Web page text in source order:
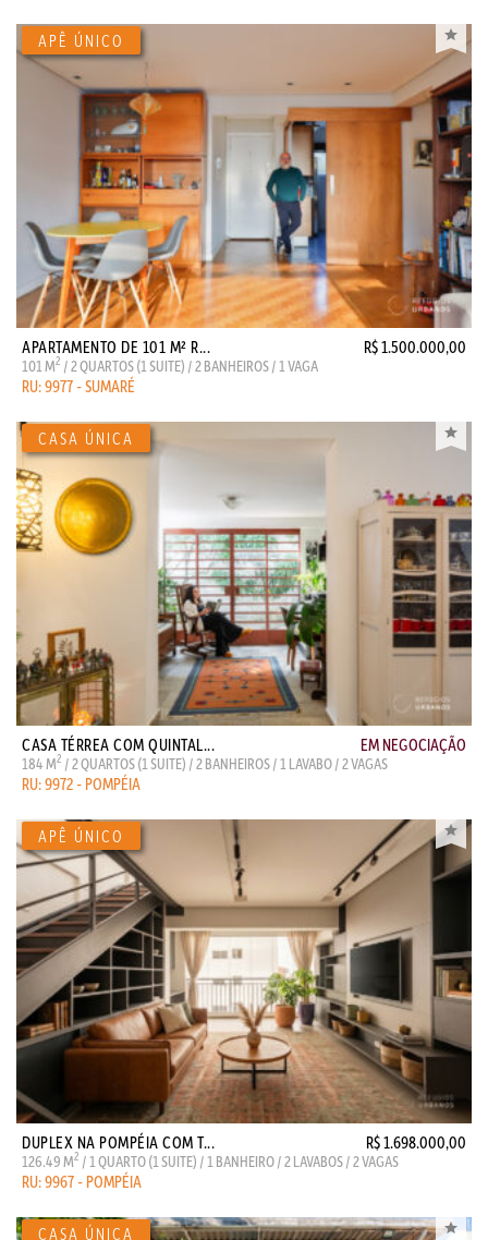
APARTAMENTO DE 101 M² R... R$ 1.500.000,00
101 M2 / 2 QUARTOS (1 SUITE) / 2 BANHEIROS / 1 VAGA
RU: 9977 - SUMARÉ
CASA TÉRREA COM QUINTAL... EM NEGOCIAÇÃO
184 M2 / 2 QUARTOS (1 SUITE) / 2 BANHEIROS / 1 LAVABO / 2 VAGAS
RU: 9972 - POMPÉIA
DUPLEX NA POMPÉIA COM T... R$ 1.698.000,00
126.49 M2 / 1 QUARTO (1 SUITE) / 1 BANHEIRO / 2 LAVABOS / 2 VAGAS
RU: 9967 - POMPÉIA